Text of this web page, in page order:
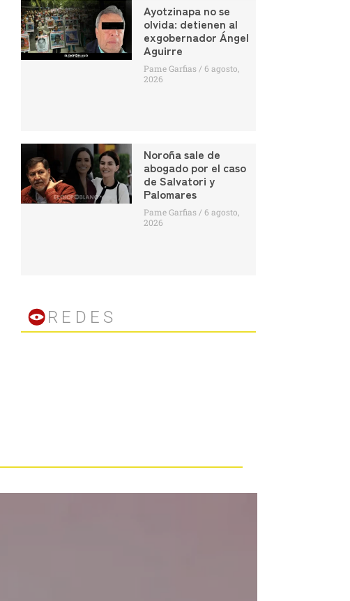
Ayotzinapa no se
olvida: detienen al
exgobernador Ángel
Aguirre
Pame Garfias
6 agosto,
2026
Noroña sale de
abogado por el caso
de Salvatori y
Palomares
Pame Garfias
6 agosto,
2026
REDES